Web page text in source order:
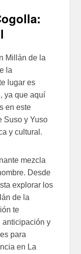
Millán de la
la
lugar es
ya que aquí
en este
Suso y Yuso
y cultural.
mezcla
Desde
explorar los
de la
te
anticipación y
para
en La